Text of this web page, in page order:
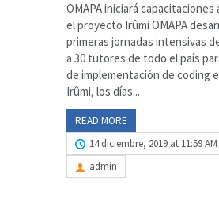
OMAPA iniciará
el proyecto Irûmi OMAPA
primeras jornadas intensivas
a 30 tutores de todo el país
de implementación de coding
Irûmi, los días...
READ MORE
14 diciembre, 2019 at 11:59 AM
admin